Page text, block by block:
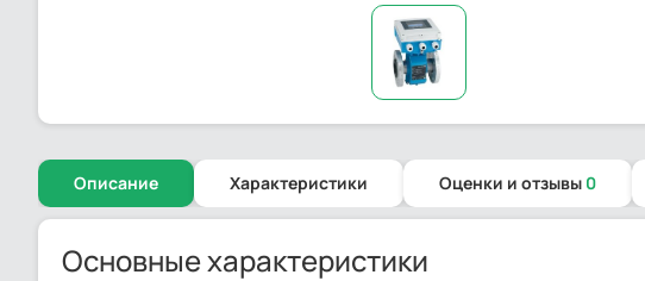
Описание Характеристики Оценки и отзывы 0
Основные характеристики